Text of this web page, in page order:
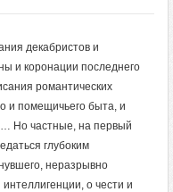
декабристов и
и коронации последнего
романтических
и помещичьего быта, и
Но частные, на первый
глубоким
неразрывно
о чести и